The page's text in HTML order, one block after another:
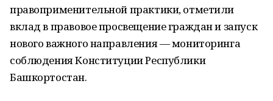
правоприменительной практики, отметили
вклад в правовое просвещение граждан и запуск
нового важного направления — мониторинга
соблюдения Конституции Республики
Башкортостан.